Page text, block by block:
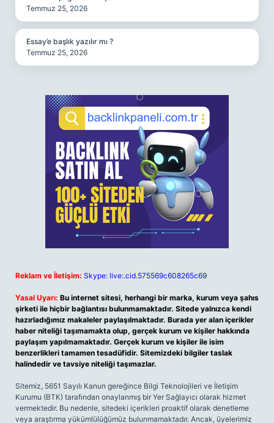
Temmuz 25, 2026
Essay’e başlık yazılır mı ?
Temmuz 25, 2026
Reklam ve İletişim: Skype: live:.cid.575569c608265c69
Yasal Uyarı: Bu internet sitesi, herhangi bir marka, kurum veya şahıs
şirketi ile hiçbir bağlantısı bulunmamaktadır. Sitede yalnızca kendi
hazırladığımız makaleler paylaşılmaktadır. Burada yer alan içerikler
haber niteliği taşımamakta olup, gerçek kurum ve kişiler hakkında
paylaşım yapılmamaktadır. Gerçek kurum ve kişiler ile isim
benzerlikleri tamamen tesadüfidir. Sitemizdeki bilgiler taslak
halindedir ve tavsiye niteliği taşımazlar.
Sitemiz, 5651 Sayılı Kanun gereğince Bilgi Teknolojileri ve İletişim
Kurumu (BTK) tarafından onaylanmış bir Yer Sağlayıcı olarak hizmet
vermektedir. Bu nedenle, sitedeki içerikleri proaktif olarak denetleme
veya araştırma yükümlülüğümüz bulunmamaktadır. Ancak, üyelerimiz